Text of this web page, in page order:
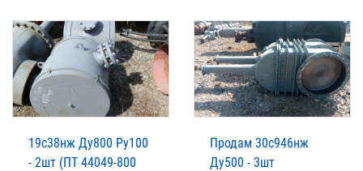
19с38нж Ду800 Ру100
- 2шт (ПТ 44049-800
Продам 30с946нж
Ду500 - 3шт